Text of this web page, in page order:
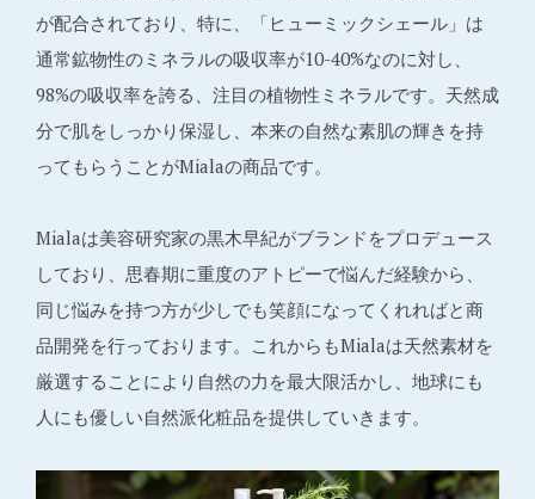
が配合されており、特に、「ヒューミックシェール」は
通常鉱物性のミネラルの吸収率が10-40%なのに対し、
98%の吸収率を誇る、注目の植物性ミネラルです。天然成
分で肌をしっかり保湿し、本来の自然な素肌の輝きを持
ってもらうことがMialaの商品です。
Mialaは美容研究家の黒木早紀がブランドをプロデュース
しており、思春期に重度のアトピーで悩んだ経験から、
同じ悩みを持つ方が少しでも笑顔になってくれればと商
品開発を行っております。これからもMialaは天然素材を
厳選することにより自然の力を最大限活かし、地球にも
人にも優しい自然派化粧品を提供していきます。